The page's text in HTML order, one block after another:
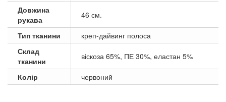
Довжина
рукава
46 см.
Тип тканини
креп-дайвинг полоса
Склад
тканини
віскоза 65%, ПЕ 30%, еластан 5%
Колір червоний